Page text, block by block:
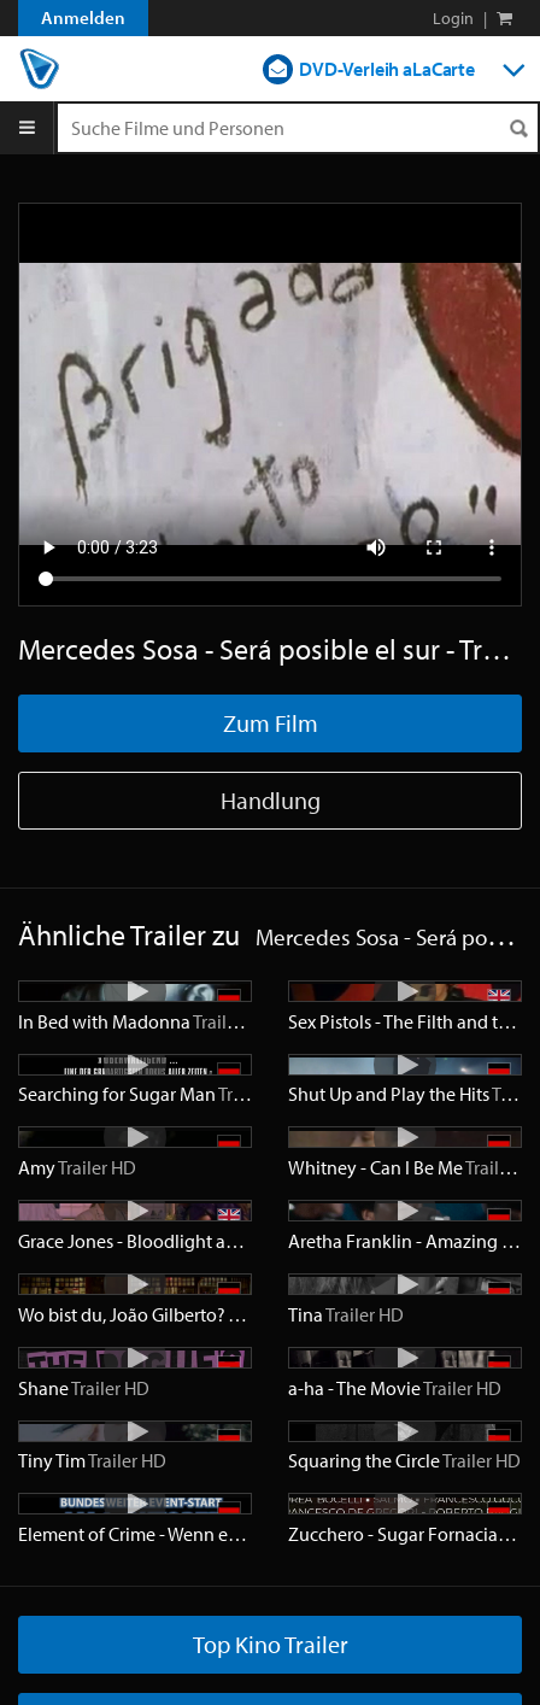
Anmelden Login |
DVD-Verleih aLaCarte
Blog
Mercedes Sosa - Será posible el sur - Trailer Deutsch SD
Zum Film
Handlung
Ähnliche Trailer zu Mercedes Sosa - Será posible el sur
In Bed with MadonnaTrailer Sex Pistols - The Filth and the Fury
Searching for Sugar ManTrailer HDShut Up and Play the HitsTrailer
AmyTrailer HD Whitney - Can I Be MeTrailer
Grace Jones - Bloodlight and Bami Trailer HD Aretha Franklin - Amazing Grace
Wo bist du, João Gilberto?
Trailer HD
TinaTrailer HD
ShaneTrailer HD a-ha - The MovieTrailer HD
Tiny TimTrailer HD Squaring the CircleTrailer HD
Element of Crime - Wenn es dunkel und kalt wird in Berlin Trailer
Zucchero - Sugar Fornaciari
Top Kino Trailer